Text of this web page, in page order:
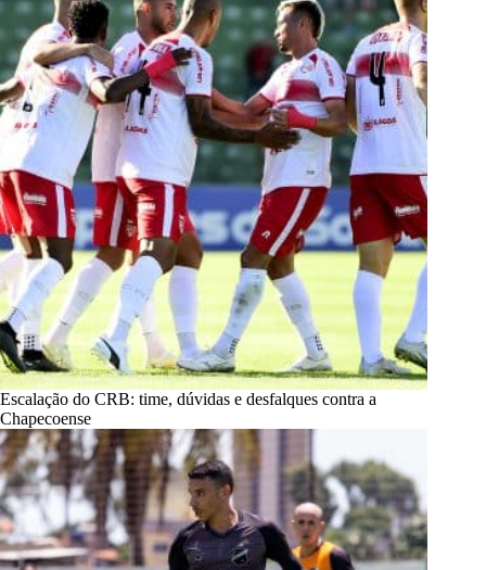
Escalação do CRB: time, dúvidas e desfalques contra a
Chapecoense